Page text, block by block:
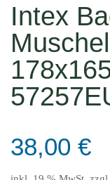
Intex
38,00 €